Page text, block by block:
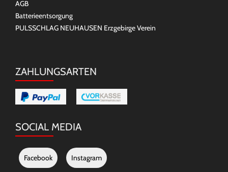
AGB
Batterieentsorgung
PULSSCHLAG NEUHAUSEN Erzgebirge Verein
ZAHLUNGSARTEN
SOCIAL MEDIA
Facebook Instagram